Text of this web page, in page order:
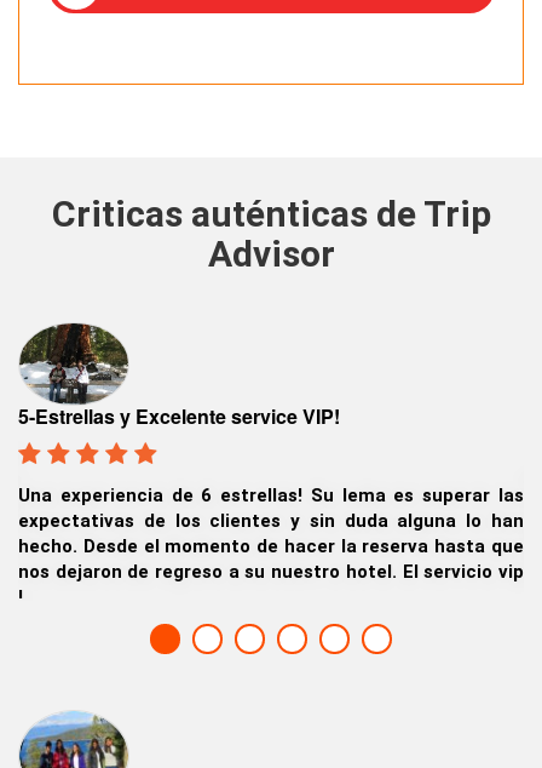
Criticas auténticas de Trip
Advisor
las
han
que
vip
Viaje de negocios bien organizado a Lake Tahoe
Colombia que reservamos este viaje de negocios
San José, disfrutamos mucho de nuestra estadía
Tahoe.
Jaime Sifuentes, Medellin Colombia